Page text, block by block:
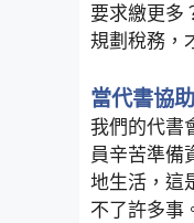
要求繳更多
規劃稅務，
當代書協
我們的代書
員辛苦準備
地生活，這
不了許多事